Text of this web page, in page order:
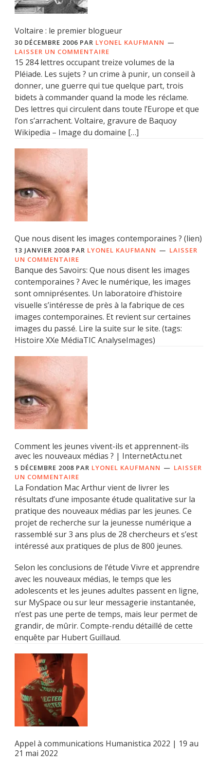
Voltaire : le premier blogueur
30 DÉCEMBRE 2006 PAR LYONEL KAUFMANN
LAISSER UN COMMENTAIRE
15 284 lettres occupant treize volumes de la
Pléiade. Les sujets ? un crime à punir, un conseil à
donner, une guerre qui tue quelque part, trois
bidets à commander quand la mode les réclame.
Des lettres qui circulent dans toute l’Europe et que
l’on s’arrachent. Voltaire, gravure de Baquoy
Wikipedia – Image du domaine […]
Que nous disent les images contemporaines ? (lien)
13 JANVIER 2008 PAR LYONEL KAUFMANN
LAISSER
UN COMMENTAIRE
Banque des Savoirs: Que nous disent les images
contemporaines ? Avec le numérique, les images
sont omniprésentes. Un laboratoire d’histoire
visuelle s’intéresse de près à la fabrique de ces
images contemporaines. Et revient sur certaines
images du passé. Lire la suite sur le site. (tags:
Histoire XXe MédiaTIC AnalyseImages)
Comment les jeunes vivent-ils et apprennent-ils
avec les nouveaux médias ? | InternetActu.net
5 DÉCEMBRE 2008 PAR LYONEL KAUFMANN
LAISSER
UN COMMENTAIRE
La Fondation Mac Arthur vient de livrer les
résultats d’une imposante étude qualitative sur la
pratique des nouveaux médias par les jeunes. Ce
projet de recherche sur la jeunesse numérique a
rassemblé sur 3 ans plus de 28 chercheurs et s’est
intéressé aux pratiques de plus de 800 jeunes.
Selon les conclusions de l’étude Vivre et apprendre
avec les nouveaux médias, le temps que les
adolescents et les jeunes adultes passent en ligne,
sur MySpace ou sur leur messagerie instantanée,
n’est pas une perte de temps, mais leur permet de
grandir, de mûrir. Compte-rendu détaillé de cette
enquête par Hubert Guillaud.
Appel à communications Humanistica 2022 | 19 au
21 mai 2022